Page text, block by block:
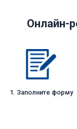
Онлайн-
1. Заполните форму